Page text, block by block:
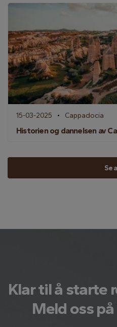
15-03-2025 Cappadocia
Historien og dannelsen av
Se
Klar til å starte
Meld oss